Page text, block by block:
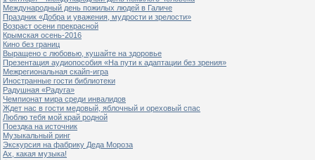
Международный день пожилых людей в Галиче
Праздник «Добра и уважения, мудрости и зрелости»
Возраст осени прекрасной
Крымская осень-2016
Кино без границ
Выращено с любовью, кушайте на здоровье
Презентация аудиопособия «На пути к адаптации без зрения»
Межрегиональная скайп-игра
Иностранные гости библиотеки
Радушная «Радуга»
Чемпионат мира среди инвалидов
Ждет нас в гости медовый, яблочный и ореховый спас
Люблю тебя мой край родной
Поездка на источник
Музыкальный ринг
Экскурсия на фабрику Деда Мороза
Ах, какая музыка!